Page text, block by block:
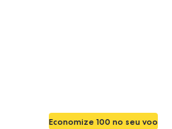
Economize 100 no seu voo